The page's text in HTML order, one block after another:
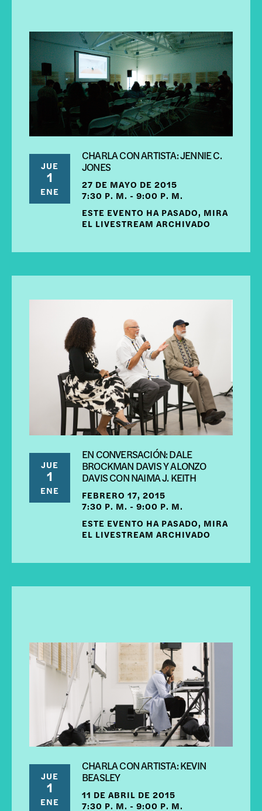
JUE
1
ENE
CHARLA CON ARTISTA: JENNIE C.
JONES
27 DE MAYO DE 2015
7:30 P. M. - 9:00 P. M.
ESTE EVENTO HA PASADO, MIRA
EL LIVESTREAM ARCHIVADO
JUE
1
ENE
EN CONVERSACIÓN: DALE
BROCKMAN DAVIS Y ALONZO
DAVIS CON NAIMA J. KEITH
FEBRERO 17, 2015
7:30 P. M. - 9:00 P. M.
ESTE EVENTO HA PASADO, MIRA
EL LIVESTREAM ARCHIVADO
JUE
1
ENE
CHARLA CON ARTISTA: KEVIN
BEASLEY
11 DE ABRIL DE 2015
7:30 P. M. - 9:00 P. M.